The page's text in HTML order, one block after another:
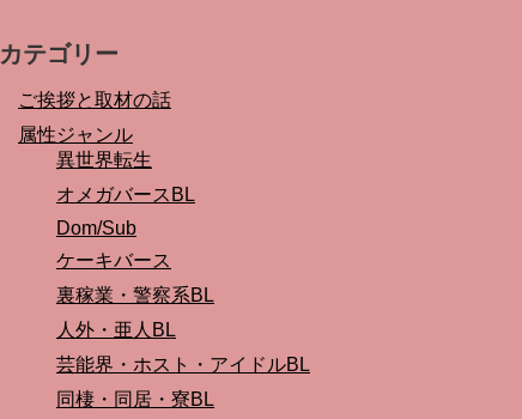
カテゴリー
ご挨拶と取材の話
属性ジャンル
異世界転生
オメガバースBL
Dom/Sub
ケーキバース
裏稼業・警察系BL
人外・亜人BL
芸能界・ホスト・アイドルBL
同棲・同居・寮BL